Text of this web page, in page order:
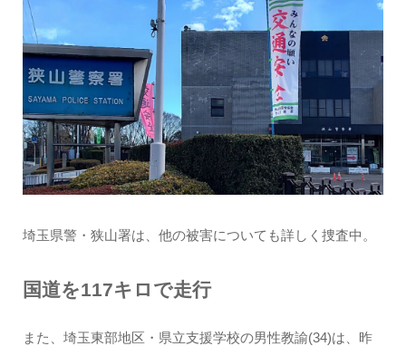
埼玉県警・狭山署は、他の被害についても詳しく捜査中。
国道を117キロで走行
また、埼玉東部地区・県立支援学校の男性教諭(34)は、昨